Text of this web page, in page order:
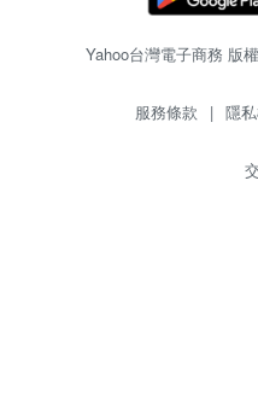
Yahoo台灣電子商務 版
服務條款 | 隱